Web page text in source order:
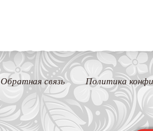
Обратная связь Политика